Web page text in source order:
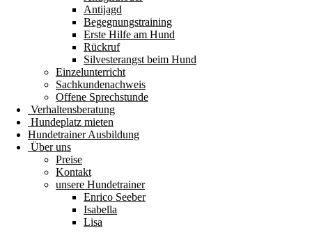
Antijagd
Begegnungstraining
Erste Hilfe am Hund
Rückruf
Silvesterangst beim Hund
Einzelunterricht
Sachkundenachweis
Offene Sprechstunde
Verhaltensberatung
Hundeplatz mieten
Hundetrainer Ausbildung
Über uns
Preise
Kontakt
unsere Hundetrainer
Enrico Seeber
Isabella
Lisa